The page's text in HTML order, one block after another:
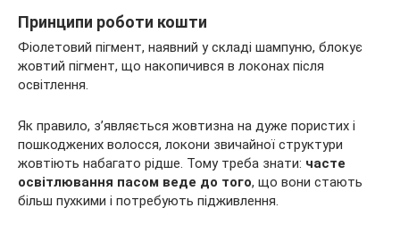
Принципи роботи кошти
Фіолетовий пігмент, наявний у складі шампуню, блокує
жовтий пігмент, що накопичився в локонах після
освітлення.
Як правило, з’являється жовтизна на дуже пористих і
пошкоджених волосся, локони звичайної структури
жовтіють набагато рідше. Тому треба знати: часте
освітлювання пасом веде до того, що вони стають
більш пухкими і потребують підживлення.